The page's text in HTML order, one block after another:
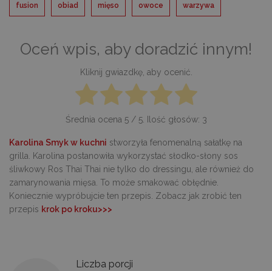
fusion obiad mięso owoce warzywa
Oceń wpis, aby doradzić innym!
Kliknij gwiazdkę, aby ocenić.
Średnia ocena 5/ 5. Ilość głosów: 3
Karolina Smyk w kuchni stworzyła fenomenalną sałatkę na
grilla. Karolina postanowiła wykorzystać słodko-słony sos
śliwkowy Ros Thai Thai nie tylko do dressingu, ale również do
zamarynowania mięsa. To może smakować obłędnie.
Koniecznie wypróbujcie ten przepis. Zobacz jak zrobić ten
przepis krok po kroku>>>
Liczba porcji